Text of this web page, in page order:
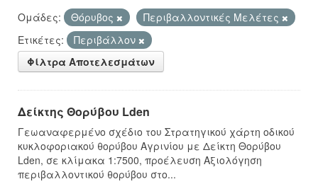
Ομάδες: Θόρυβος
Περιβαλλοντικές Μελέτες
Ετικέτες:
Περιβάλλον
Φίλτρα Αποτελεσμάτων
Δείκτης Θορύβου Lden
Γεωαναφερμένο σχέδιο του Στρατηγικού χάρτη οδικού
κυκλοφοριακού θορύβου Αγρινίου με Δείκτη Θορύβου
Lden, σε κλίμακα 1:7500, προέλευση Αξιολόγηση
περιβαλλοντικού θορύβου στο...